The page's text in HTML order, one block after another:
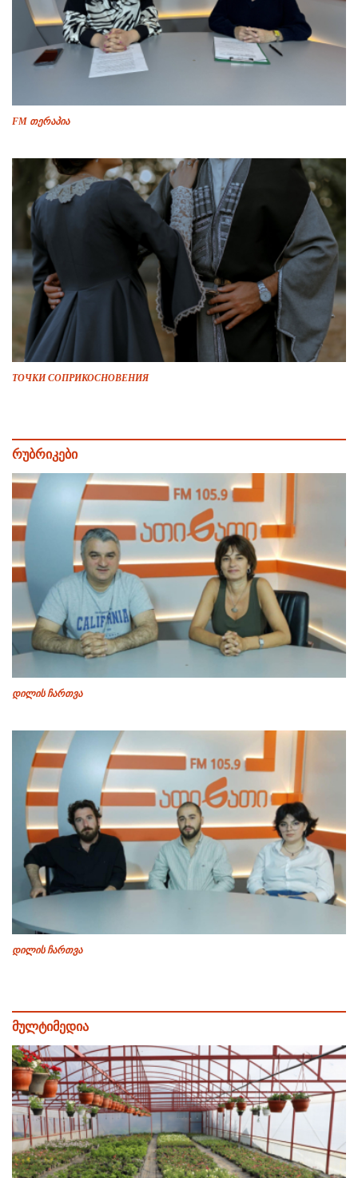
FM თერაპია
ТОЧКИ СОПРИКОСНОВЕНИЯ
რუბრიკები
დილის ჩართვა
დილის ჩართვა
მულტიმედია